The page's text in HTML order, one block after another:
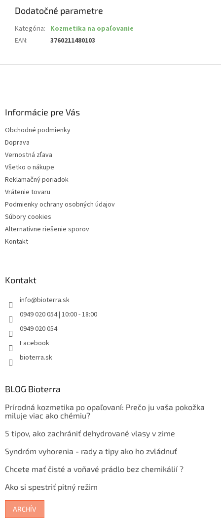
Dodatočné parametre
Kategória: Kozmetika na opaľovanie
EAN: 3760211480103
Informácie pre Vás
Obchodné podmienky
Doprava
Vernostná zľava
Všetko o nákupe
Reklamačný poriadok
Vrátenie tovaru
Podmienky ochrany osobných údajov
Súbory cookies
Alternatívne riešenie sporov
Kontakt
Kontakt
info@bioterra.sk
0949 020 054 | 10:00 - 18:00
0949 020 054
Facebook
bioterra.sk
BLOG Bioterra
Prírodná kozmetika po opaľovaní: Prečo ju vaša pokožka
miluje viac ako chémiu?
5 tipov, ako zachrániť dehydrované vlasy v zime
Syndróm vyhorenia - rady a tipy ako ho zvládnuť
Chcete mať čisté a voňavé prádlo bez chemikálií ?
Ako si spestriť pitný režim
ARCHÍV